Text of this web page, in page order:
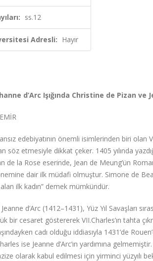
ss.12
Adresli: Hayır
d’Arc Işığında Christine de Pizan ve
edebiyatının önemli isimlerinden biri olan
söz etmesiyle dikkat çeker. 1405 yılında
de la Rose eserinde, Jean de Meung’ün
dair ilk müdafi olmuştur. Simone de
ilk kadın” demek mümkündür.
d’Arc (1412–1431), Yüz Yıl Savaşları
bir cesaret göstererek VII.Charles’ın tahta
cadı olduğu iddiasıyla 1431’de
ise Jeanne d’Arc’ın yardımına
olarak kabul edilmesi için yirminci yüzyılı